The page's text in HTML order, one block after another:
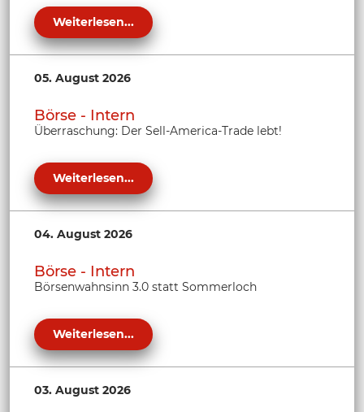
Weiterlesen...
05. August 2026
Börse - Intern
Überraschung: Der Sell-America-Trade lebt!
Weiterlesen...
04. August 2026
Börse - Intern
Börsenwahnsinn 3.0 statt Sommerloch
Weiterlesen...
03. August 2026